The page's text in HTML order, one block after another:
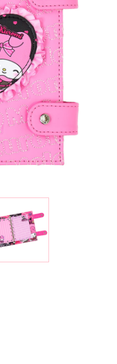
ニュース